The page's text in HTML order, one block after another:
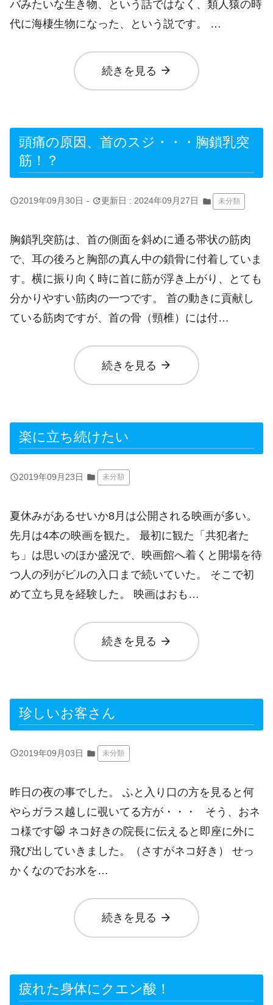
バみたいな生き物、という話ではなく、類人猿の時
代に海棲生物になった、という説です。 …
続きを見る arrow_forward
頭痛の原因、首のスジ・・・胸鎖乳突
筋！？
query_builder2019年09月30日 - update更新日 : 2024年09月27日 folder 未分類
胸鎖乳突筋は、首の側面を斜めに通る帯状の筋肉
で、耳の後ろと胸部の真ん中の鎖骨に付着していま
す。横に振り向く時に首に筋が浮き上がり、とても
分かりやすい筋肉の一つです。 首の動きに貢献し
ている筋肉ですが、首の骨（頸椎）には付…
続きを見る arrow_forward
楽に立ち続けたい
query_builder2019年09月23日 folder 未分類
夏休みがあるせいか8月は公開される映画が多い。
先月は4本の映画を観た。 最初に観た「共犯者た
ち」は思いのほか盛況で、映画館へ着くと開場を待
つ人の列がビルの入口まで続いていた。 そこで初
めて立ち見を経験した。 映画はおも…
続きを見る arrow_forward
珍しいお客さん
query_builder2019年09月03日 folder 未分類
昨日の夜の事でした。 ふと入り口の方を見ると何
やらガラス越しに覗いてる方が・・・ そう、おネ
コ様です😸 ネコ好きの院長に伝えると即座に外に
飛び出していきました。（さすがネコ好き） せっ
かくなのでお水を…
続きを見る arrow_forward
疲れた身体にクエン酸！